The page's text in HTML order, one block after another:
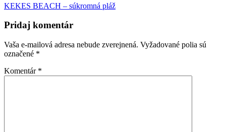
Navigácia
v
článku
KEKES BEACH – súkromná pláž
Pridaj komentár
Vaša e-mailová adresa nebude zverejnená. Vyžadované polia sú
označené *
Komentár *